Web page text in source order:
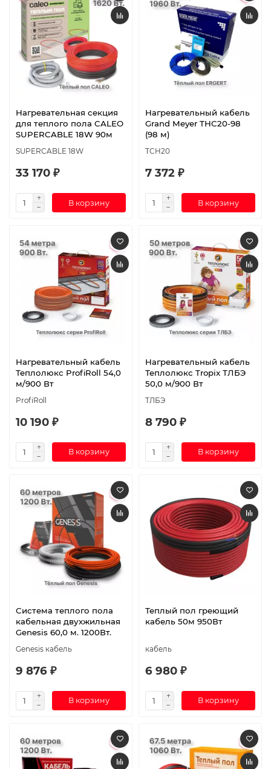
Нагревательная секция
для теплого пола CALEO
SUPERCABLE 18W 90м
SUPERCABLE 18W
33 170 ₽
В корзину
Нагревательный кабель
Grand Meyer THC20-98
(98 м)
TCH20
7 372 ₽
В корзину
Нагревательный кабель
Теплолюкс ProfiRoll 54,0
м/900 Вт
ProfiRoll
10 190 ₽
В корзину
Нагревательный кабель
Теплолюкс Tropix ТЛБЭ
50,0 м/900 Вт
ТЛБЭ
8 790 ₽
В корзину
Система теплого пола
кабельная двухжильная
Genesis 60,0 м. 1200Вт.
Genesis кабель
9 876 ₽
В корзину
Теплый пол греющий
кабель 50м 950Вт
кабель
6 980 ₽
В корзину